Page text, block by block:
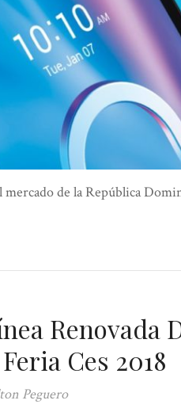
de la República
Renovada
Ces 2018
Peguero